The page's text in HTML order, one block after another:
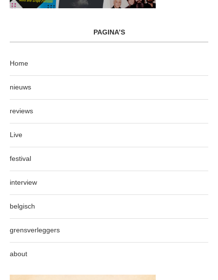
PAGINA’S
Home
nieuws
reviews
Live
festival
interview
belgisch
grensverleggers
about